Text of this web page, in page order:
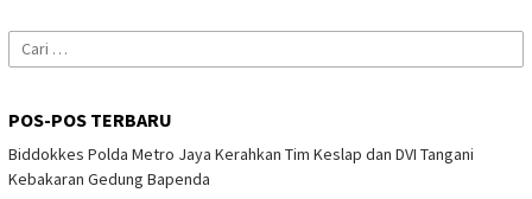
Cari
untuk:
POS-POS TERBARU
Biddokkes Polda Metro Jaya Kerahkan Tim Keslap dan DVI Tangani
Kebakaran Gedung Bapenda